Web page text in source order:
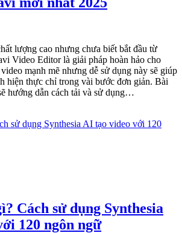
lượng cao nhưng chưa biết bắt đầu từ
Video Editor là giải pháp hoàn hảo cho
mạnh mẽ nhưng dễ sử dụng này sẽ giúp
hiện thực chỉ trong vài bước đơn giản. Bài
hướng dẫn cách tải và sử dụng…
Cách sử dụng Synthesia
120 ngôn ngữ